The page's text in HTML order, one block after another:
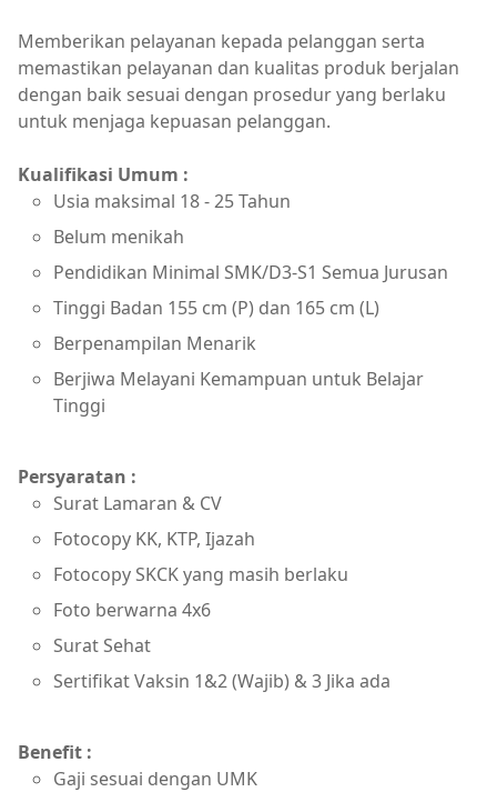
Memberikan pelayanan kepada pelanggan serta
memastikan pelayanan dan kualitas produk berjalan
dengan baik sesuai dengan prosedur yang berlaku
untuk menjaga kepuasan pelanggan.
Kualifikasi Umum :
Usia maksimal 18 - 25 Tahun
Belum menikah
Pendidikan Minimal SMK/D3-S1 Semua Jurusan
Tinggi Badan 155 cm (P) dan 165 cm (L)
Berpenampilan Menarik
Berjiwa Melayani Kemampuan untuk Belajar
Tinggi
Persyaratan :
Surat Lamaran & CV
Fotocopy KK, KTP, Ijazah
Fotocopy SKCK yang masih berlaku
Foto berwarna 4x6
Surat Sehat
Sertifikat Vaksin 1&2 (Wajib) & 3 Jika ada
Benefit :
Gaji sesuai dengan UMK